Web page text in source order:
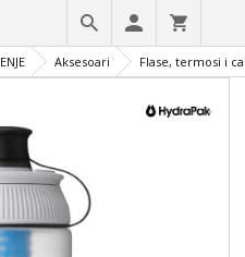
Aksesoari Flase, termosi i